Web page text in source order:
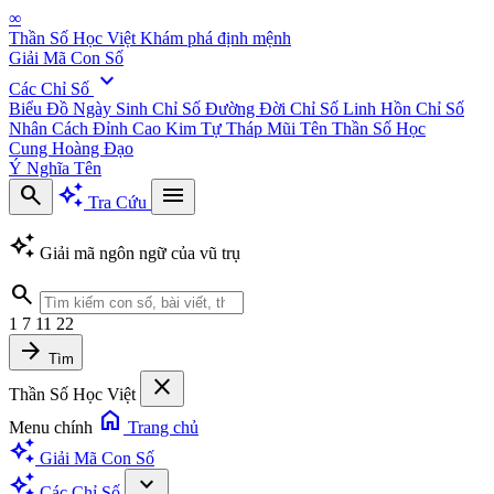
∞
Thần Số Học Việt Khám phá định mệnh
Giải Mã Con Số
Các Chỉ Số expand_more
Biểu Đồ Ngày Sinh Chỉ Số Đường Đời Chỉ Số Linh Hồn Chỉ Số
Nhân Cách Đỉnh Cao Kim Tự Tháp Mũi Tên Thần Số Học
Cung Hoàng Đạo
Ý Nghĩa Tên
search auto_awesome Tra Cứu
menu
auto_awesome Giải mã ngôn ngữ của vũ trụ
search
1 7 11 22
arrow_forward Tìm
Thần Số Học Việt close
Menu chính home Trang chủ
auto_awesome Giải Mã Con Số
auto_awesome
expand_more